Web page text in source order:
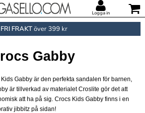
Logga in
FRI FRAKTöver 399 kr
Gabby
Gabby är den perfekta sandalen för barnen,
är tillverkad av materialet Croslite gör det att
att ha på sig. Crocs Kids Gabby finns i en
jibbitz på sidan!